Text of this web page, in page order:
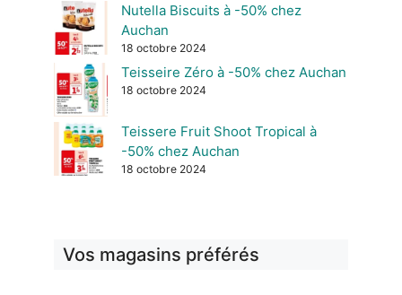
Nutella Biscuits à -50% chez
Auchan
18 octobre 2024
Teisseire Zéro à -50% chez Auchan
18 octobre 2024
Teissere Fruit Shoot Tropical à
-50% chez Auchan
18 octobre 2024
Vos magasins préférés